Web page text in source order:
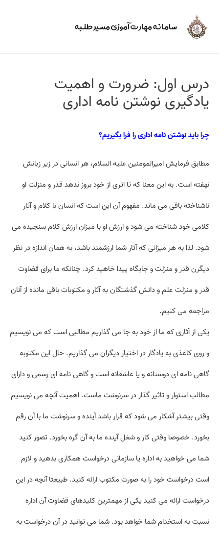
سامانه مهارت آموزی مسیر طلبه
درس اول: ضرورت و اهمیت
یادگیری نوشتن نامه اداری
چرا باید نوشتن نامه اداری را فرا بگیریم؟
مطابق فرمایش امیرالمومنین علیه السلام، هر انسانی در زیر زبانش
نهفته است. به این معنا که تا اثری از خود بروز ندهد قدر و منزلت او
ناشناخته باقی می ماند. مفهوم آن این است که انسان با کلام و آثار
کلامی خود شناخته می شود و ارزش او با میزان ارزش کلام سنجیده می
شود. لذا به هر میزانی که آثار شما ارزشمند باشد، به همان اندازه در نظر
دیگرن قدر و منزلت و جایگاه پیدا خاهید کرد. چنانکه ما برای قضاوت
قدر و منزلت علم و دانش گذشتگان به آثار و مکتوبات باقی مانده از آنان
مراجعه می کنیم.
یکی از آثاری که ما از خود به جا می گذاریم مطالبی است که می نویسیم
و روی کاغذی به یادگار در اختیار دیگران می گذاریم. حال این مکتوبه
گاهی نامه ای دوستانه و یا عاشقانه است و گاهی نامه ای رسمی و دارای
مطالب استوار و تاثیر گذار در سرنوشت ماست. اهمیت آنچه می نویسیم
وقتی بیشتر آشکار می شود که قرار باشد آینده و سرنوشت ما با آن رقم
بخورد. خصوصا وقتی کار و شغل آینده ما به آن گره بخورد. تصور کنید
شما می خواهید به اداره یا سازمانی درخواست همکاری بدهید و لازم
است درخواست خود را به صورت مکتوب ارائه کنید. طبیعتا آنچه در این
درخواست ارائه می کنید یکی از مهمترین کلیدهای قضاوت آن اداره
نسبت به استخدام شما خواهد بود. شما می توانید در آن درخواست به